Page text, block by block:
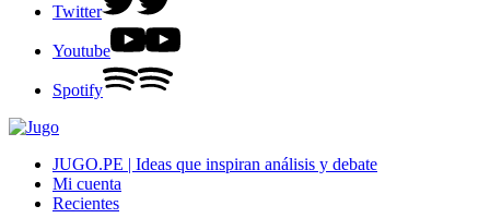
Twitter
Youtube
Spotify
JUGO.PE | Ideas que inspiran análisis y debate
Mi cuenta
Recientes